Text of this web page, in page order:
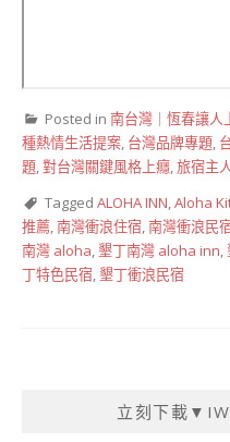
Posted in 南台灣｜恆春讓人
種熱情生活提案, 台灣品牌專題,
題,對台灣關鍵風格上癮,旅宿主
Tagged ALOHA INN,Aloha
推薦,南灣衝浪住宿,南灣衝浪民
南灣 aloha, 墾丁南灣 aloha inn,
丁特色民宿, 墾丁衝浪民宿
立刻下載